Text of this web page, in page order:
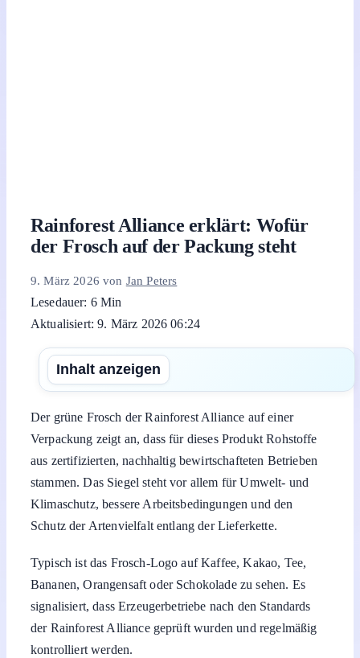
Rainforest Alliance erklärt: Wofür
der Frosch auf der Packung steht
9. März 2026 von Jan Peters
Lesedauer: 6 Min
Aktualisiert: 9. März 2026 06:24
Inhalt anzeigen
Der grüne Frosch der Rainforest Alliance auf einer
Verpackung zeigt an, dass für dieses Produkt Rohstoffe
aus zertifizierten, nachhaltig bewirtschafteten Betrieben
stammen. Das Siegel steht vor allem für Umwelt- und
Klimaschutz, bessere Arbeitsbedingungen und den
Schutz der Artenvielfalt entlang der Lieferkette.
Typisch ist das Frosch-Logo auf Kaffee, Kakao, Tee,
Bananen, Orangensaft oder Schokolade zu sehen. Es
signalisiert, dass Erzeugerbetriebe nach den Standards
der Rainforest Alliance geprüft wurden und regelmäßig
kontrolliert werden.